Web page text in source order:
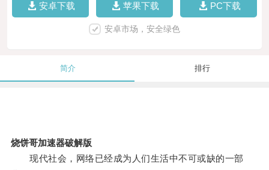
安卓下载 苹果下载 PC下载
安卓市场，安全绿色
简介 排行
烧饼哥加速器破解版
现代社会，网络已经成为人们生活中不可或缺的一部